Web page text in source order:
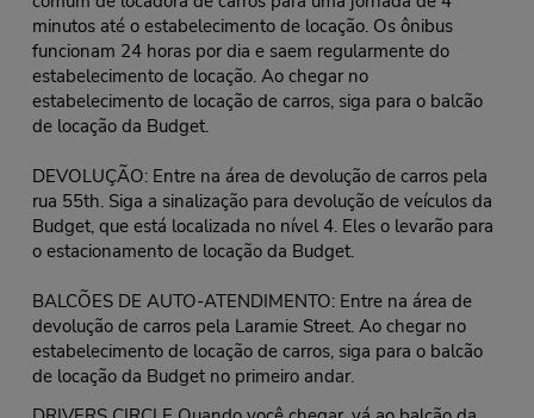
minutos até o estabelecimento de locação. Os ônibus
funcionam 24 horas por dia e saem regularmente do
estabelecimento de locação. Ao chegar no
estabelecimento de locação de carros, siga para o balcão
de locação da Budget.
DEVOLUÇÃO: Entre na área de devolução de carros pela
rua 55th. Siga a sinalização para devolução de veículos da
Budget, que está localizada no nível 4. Eles o levarão para
o estacionamento de locação da Budget.
BALCÕES DE AUTO-ATENDIMENTO: Entre na área de
devolução de carros pela Laramie Street. Ao chegar no
estabelecimento de locação de carros, siga para o balcão
de locação da Budget no primeiro andar.